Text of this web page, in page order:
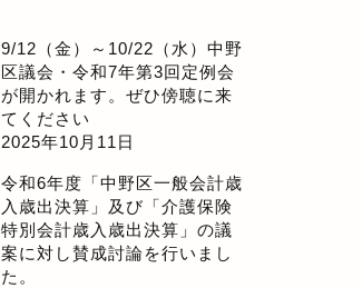
9/12（金）～10/22（水）中野
区議会・令和7年第3回定例会
が開かれます。ぜひ傍聴に来
てください
2025年10月11日
令和6年度「中野区一般会計歳
入歳出決算」及び「介護保険
特別会計歳入歳出決算」の議
案に対し賛成討論を行いまし
た。